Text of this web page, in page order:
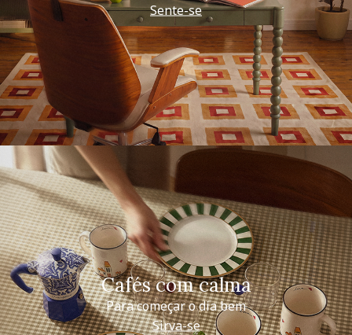
Sente-se
Cafés com calma
Para começar o dia bem
Sirva-se